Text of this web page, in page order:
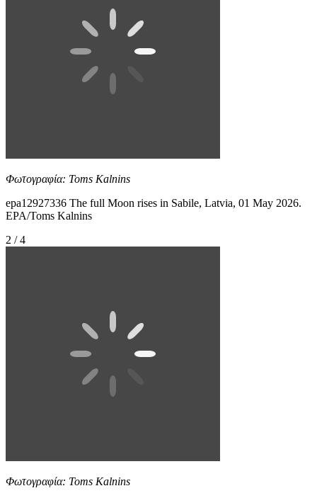
Φωτογραφία: Toms Kalnins
epa12927336 The full Moon rises in Sabile, Latvia, 01 May 2026.
EPA/Toms Kalnins
2 / 4
Φωτογραφία: Toms Kalnins